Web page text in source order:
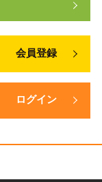
会員登録
ログイン